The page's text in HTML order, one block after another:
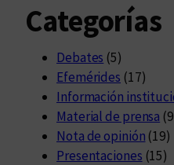
Categorías
Debates (5)
Efemérides (17)
Información
Material de prensa
Nota de opinión (19)
Presentaciones (15)